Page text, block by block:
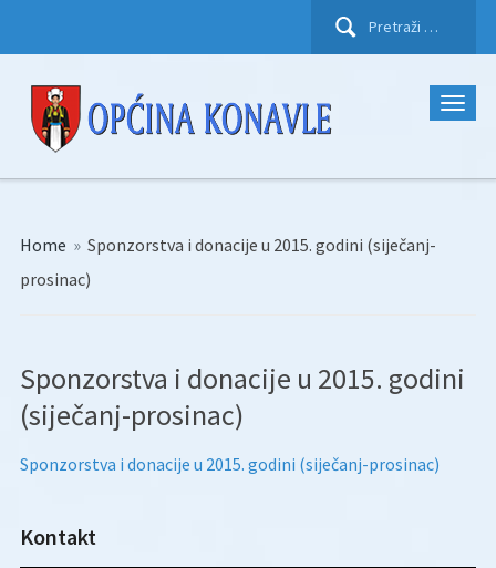
Pretraži:
Home » Sponzorstva i donacije u 2015. godini (siječanj-
prosinac)
Sponzorstva i donacije u 2015. godini
(siječanj-prosinac)
Sponzorstva i donacije u 2015. godini (siječanj-prosinac)
Kontakt